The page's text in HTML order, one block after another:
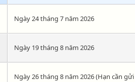
Ngày 24 tháng 7 năm 2026
Ngày 19 tháng 8 năm 2026
Ngày 26 tháng 8 năm 2026 (Hạn cần